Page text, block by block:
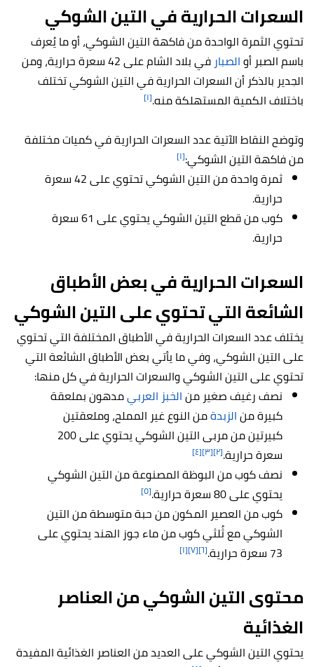
السعرات الحرارية في التين الشوكي
تحتوي الثمرة الواحدة من فاكهة التين الشوكي، أو ما يُعرف
باسم الصبر أوالصبار
في بلاد الشام على 42 سعرة حرارية، ومن
الجدير بالذكر أن السعرات الحرارية في التين الشوكي تختلف
باختلاف الكمية المستهلكة منه.[١]
وتوضح النقاط الآتية عدد السعرات الحرارية في كميات مختلفة
من فاكهة التين الشوكي:[١]
ثمرة واحدة من التين الشوكي تحتوي على 42 سعرة
حرارية.
كوب من قطع التين الشوكي يحتوي على 61 سعرة
حرارية.
السعرات الحرارية في بعض الأطباق
الشائعة التي تحتوي على التين الشوكي
يختلف عدد السعرات الحرارية في الأطباق المختلفة التي تحتوي
على التين الشوكي، وفي ما يأتي بعض الأطباق الشائعة التي
تحتوي على التين الشوكي والسعرات الحرارية في كل منها:
نصف رغيف صغير منالخبز العربيمدهون بملعقة
كبيرة منالزبدةمن النوع غير المملح، وملعقتين
كبيرتين من مربى التين الشوكي يحتوي على 200
سعرة حرارية.[٢] [٣] [٤]
نصف كوب من البوظة المصنوعة من التين الشوكي
يحتوي على 80 سعرة حرارية.
[٥]
كوب من العصير المكون من حبة متوسطة من التين
الشوكي مع ثُلثي كوب من ماء جوز الهند يحتوي على
73 سعرة حرارية.
[٦] [٧] [١]
محتوى التين الشوكي من العناصر
الغذائية
يحتوي التين الشوكي على العديد من العناصر الغذائية المفيدة